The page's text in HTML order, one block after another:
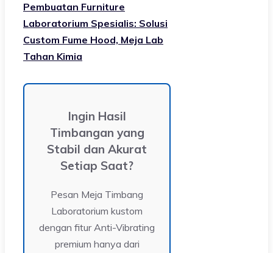
Pembuatan Furniture
Laboratorium Spesialis: Solusi
Custom Fume Hood, Meja Lab
Tahan Kimia
Ingin Hasil
Timbangan yang
Stabil dan Akurat
Setiap Saat?
Pesan Meja Timbang
Laboratorium kustom
dengan fitur Anti-Vibrating
premium hanya dari